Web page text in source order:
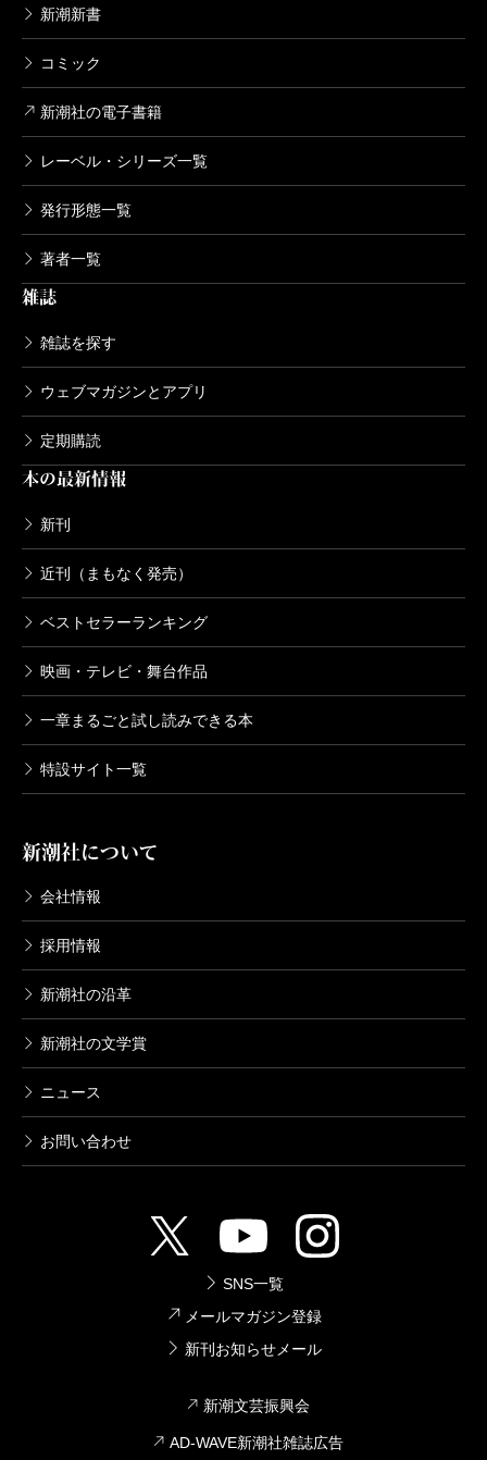
新潮新書
コミック
新潮社の電子書籍
レーベル・シリーズ一覧
発行形態一覧
著者一覧
雑誌
雑誌を探す
ウェブマガジンとアプリ
定期購読
本の最新情報
新刊
近刊（まもなく発売）
ベストセラーランキング
映画・テレビ・舞台作品
一章まるごと試し読みできる本
特設サイト一覧
新潮社について
会社情報
採用情報
新潮社の沿革
新潮社の文学賞
ニュース
お問い合わせ
SNS一覧
メールマガジン登録
新刊お知らせメール
新潮文芸振興会
AD-WAVE新潮社雑誌広告